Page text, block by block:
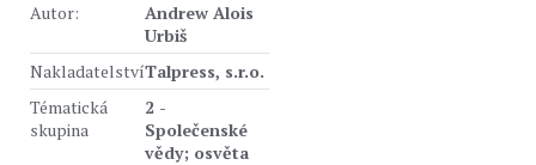
Autor:
Andrew Alois
Urbiš
NakladatelstvíTalpress, s.r.o.
Tématická
skupina
2 -
Společenské
vědy; osvěta